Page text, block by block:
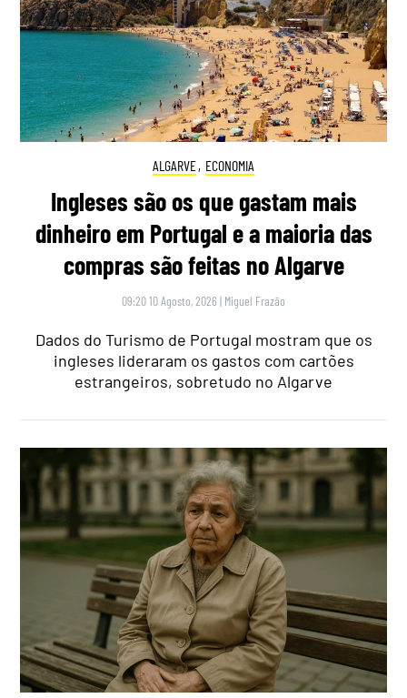
ALGARVE, ECONOMIA
Ingleses são os que gastam mais
dinheiro em Portugal e a maioria das
compras são feitas no Algarve
09:20 10 Agosto, 2026 | Miguel Frazão
Dados do Turismo de Portugal mostram que os
ingleses lideraram os gastos com cartões
estrangeiros, sobretudo no Algarve